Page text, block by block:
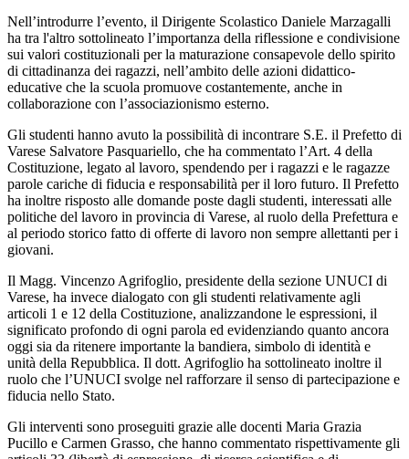
Nell’introdurre l’evento, il Dirigente Scolastico Daniele Marzagalli
ha tra l'altro sottolineato l’importanza della riflessione e condivisione
sui valori costituzionali per la maturazione consapevole dello spirito
di cittadinanza dei ragazzi, nell’ambito delle azioni didattico-
educative che la scuola promuove costantemente, anche in
collaborazione con l’associazionismo esterno.
Gli studenti hanno avuto la possibilità di incontrare S.E. il Prefetto di
Varese Salvatore Pasquariello, che ha commentato l’Art. 4 della
Costituzione, legato al lavoro, spendendo per i ragazzi e le ragazze
parole cariche di fiducia e responsabilità per il loro futuro. Il Prefetto
ha inoltre risposto alle domande poste dagli studenti, interessati alle
politiche del lavoro in provincia di Varese, al ruolo della Prefettura e
al periodo storico fatto di offerte di lavoro non sempre allettanti per i
giovani.
Il Magg. Vincenzo Agrifoglio, presidente della sezione UNUCI di
Varese, ha invece dialogato con gli studenti relativamente agli
articoli 1 e 12 della Costituzione, analizzandone le espressioni, il
significato profondo di ogni parola ed evidenziando quanto ancora
oggi sia da ritenere importante la bandiera, simbolo di identità e
unità della Repubblica. Il dott. Agrifoglio ha sottolineato inoltre il
ruolo che l’UNUCI svolge nel rafforzare il senso di partecipazione e
fiducia nello Stato.
Gli interventi sono proseguiti grazie alle docenti Maria Grazia
Pucillo e Carmen Grasso, che hanno commentato rispettivamente gli